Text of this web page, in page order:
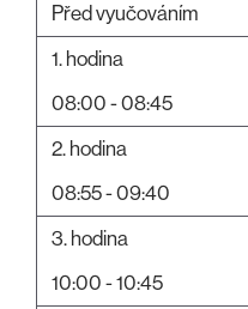
Před vyučováním
1. hodina
08:00 - 08:45
2. hodina
08:55 - 09:40
3. hodina
10:00 - 10:45